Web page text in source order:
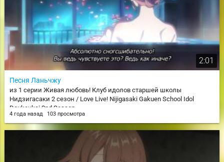
2:01
Песня Ланьчжу
из 1 серии Живая любовь! Клуб идолов старшей школы
Нидзигасаки 2 сезон / Love Live! Nijigasaki Gakuen School Idol
Doukoukai 2nd Season
4 года назад 103 просмотра